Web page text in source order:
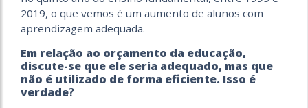
2019, o que vemos é um aumento de alunos com
aprendizagem adequada.
Em relação ao orçamento da educação,
discute-se que ele seria adequado, mas que
não é utilizado de forma eficiente. Isso é
verdade?